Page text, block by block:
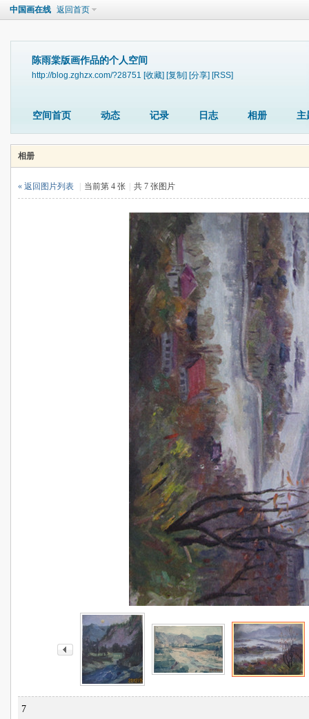
中国画在线 返回首页
陈雨棠版画作品的个人空间
http://blog.zghzx.com/?28751 [收藏] [复制] [分享] [RSS]
空间首页 动态 记录 日志 相册 主
相册
« 返回图片列表 当前第 4 张 共 7 张图片
7